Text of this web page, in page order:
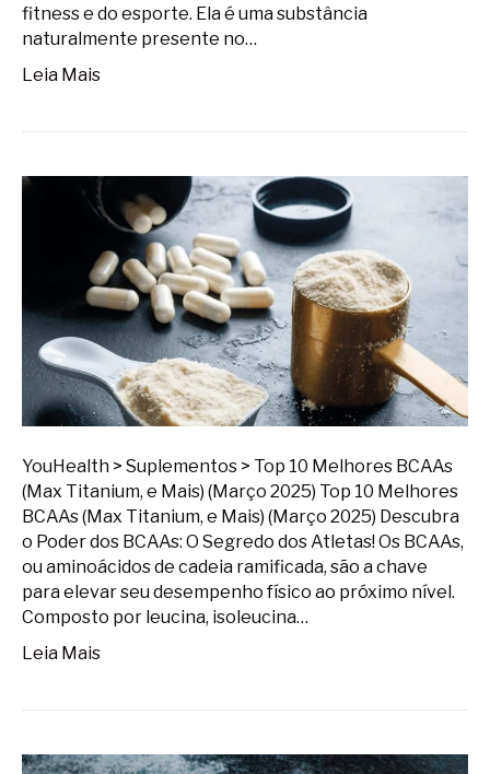
fitness e do esporte. Ela é uma substância
naturalmente presente no…
Leia Mais
YouHealth > Suplementos > Top 10 Melhores BCAAs
(Max Titanium, e Mais) (Março 2025) Top 10 Melhores
BCAAs (Max Titanium, e Mais) (Março 2025) Descubra
o Poder dos BCAAs: O Segredo dos Atletas! Os BCAAs,
ou aminoácidos de cadeia ramificada, são a chave
para elevar seu desempenho físico ao próximo nível.
Composto por leucina, isoleucina…
Leia Mais